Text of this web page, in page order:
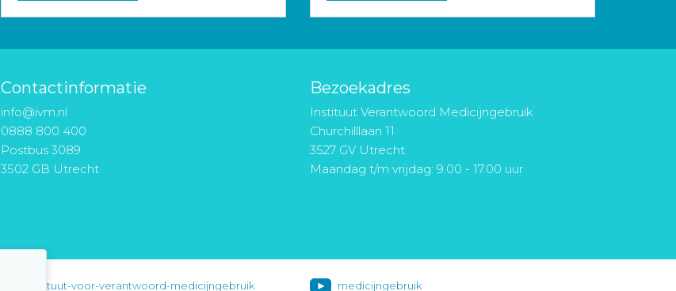
Contactinformatie
info@ivm.nl
0888 800 400
Postbus 3089
3502 GB Utrecht
Bezoekadres
Instituut Verantwoord Medicijngebruik
Churchilllaan 11
3527 GV Utrecht
Maandag t/m vrijdag: 9.00 - 17.00 uur
instituut-voor-verantwoord-medicijngebruik medicijngebruik